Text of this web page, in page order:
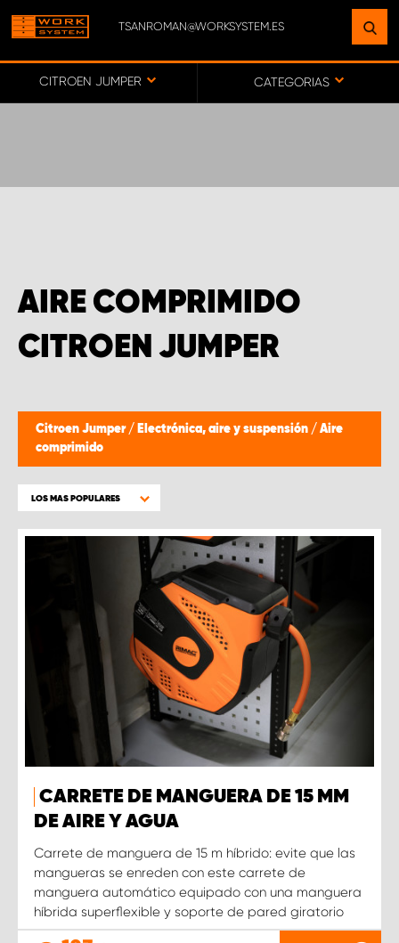
TSANROMAN@WORKSYSTEM.ES
CITROEN JUMPER CATEGORIAS
AIRE COMPRIMIDO
CITROEN JUMPER
Citroen Jumper / Electrónica, aire y suspensión / Aire
comprimido
LOS MAS POPULARES
CARRETE DE MANGUERA DE 15 MM
DE AIRE Y AGUA
Carrete de manguera de 15 m híbrido: evite que las
mangueras se enreden con este carrete de
manguera automático equipado con una manguera
híbrida superflexible y soporte de pared giratorio
ENCUENTRE UNA INSTALACIÓN
CERCA DE USTED